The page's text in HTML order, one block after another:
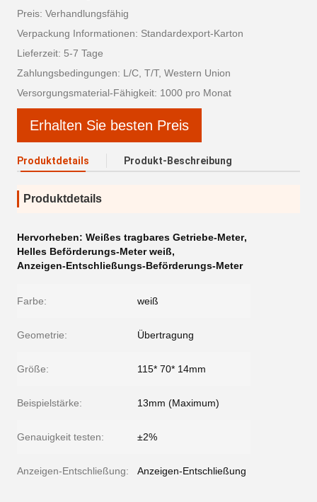
Preis: Verhandlungsfähig
Verpackung Informationen: Standardexport-Karton
Lieferzeit: 5-7 Tage
Zahlungsbedingungen: L/C, T/T, Western Union
Versorgungsmaterial-Fähigkeit: 1000 pro Monat
Erhalten Sie besten Preis
Produktdetails Produkt-Beschreibung
Produktdetails
Hervorheben: Weißes tragbares Getriebe-Meter,
Helles Beförderungs-Meter weiß,
Anzeigen-Entschließungs-Beförderungs-Meter
Farbe: weiß
Geometrie: Übertragung
Größe: 115* 70* 14mm
Beispielstärke: 13mm (Maximum)
Genauigkeit testen: ±2%
Anzeigen-Entschließung: Anzeigen-Entschließung